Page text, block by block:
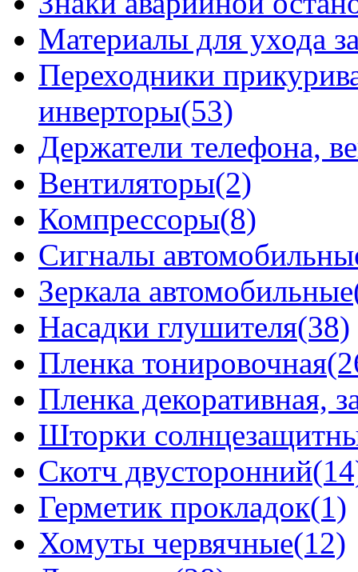
Материалы для ухода
Переходники
инверторы(53)
Держатели телефона,
Вентиляторы(2)
Компрессоры(8)
Сигналы
Зеркала
Насадки глушителя(38)
Пленка
Пленка декоративная,
Шторки
Скотч
Герметик прокладок(1)
Хомуты червячные(12)